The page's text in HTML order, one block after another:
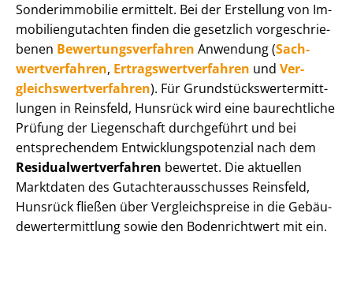
Sonderimmobilie ermittelt. Bei der Erstellung von Im­
mo­bi­li­en­gut­ach­ten finden die gesetzlich vor­ge­schrie­
be­nen Be­wer­tungs­ver­fah­ren Anwendung (Sach­
wert­ver­fah­ren, Er­trags­wert­ver­fah­ren und Ver­
gleichs­wert­ver­fah­ren). Für Grund­stücks­wert­ermitt­
lun­gen in Reinsfeld, Hunsrück wird eine baurechtliche
Prüfung der Liegenschaft durchgeführt und bei
entsprechendem Ent­wick­lungs­po­ten­zi­al nach dem
Re­si­du­al­wert­ver­fah­ren bewertet. Die aktuellen
Marktdaten des Gut­ach­ter­aus­schus­ses Reinsfeld,
Hunsrück fließen über Ver­gleichs­prei­se in die Ge­bäu­
de­wert­ermitt­lung sowie den Bodenrichtwert mit ein.